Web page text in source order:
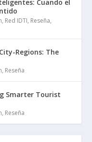
Cuando el
, Red IDTI, Reseña,
Regions: The
, Reseña
Smarter Tourist
, Reseña